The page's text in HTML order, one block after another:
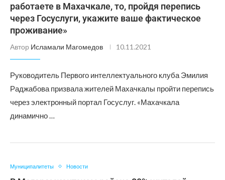
работаете в Махачкале, то, пройдя перепись
через Госуслуги, укажите ваше фактическое
проживание»
Автор Исламали Магомедов 10.11.2021
Руководитель Первого интеллектуального клуба Эмилия
Раджабова призвала жителей Махачкалы пройти перепись
через электронный портал Госуслуг. «Махачкала
динамично …
Муниципалитеты Новости